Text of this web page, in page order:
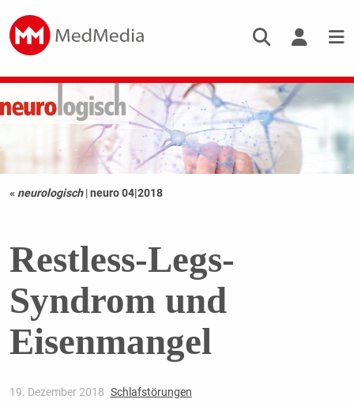
« neurologisch |neuro 04|2018
Restless-Legs-
Syndrom und
Eisenmangel
19. Dezember 2018 Schlafstörungen